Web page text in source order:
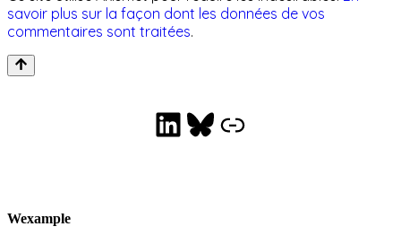
savoir plus sur la façon dont les données de vos
commentaires sont traitées.
LinkedIn
Bluesky
Collaborations éditoriales
Wexample